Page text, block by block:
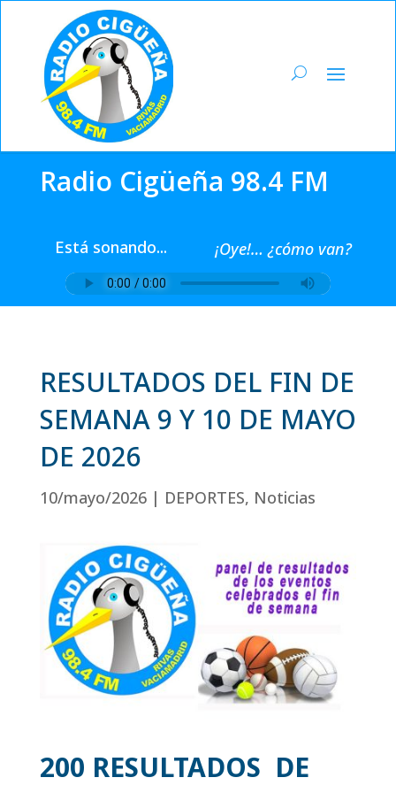
Radio Cigüeña 98.4 FM
Está sonando... ¡Oye!… ¿cómo van?
RESULTADOS DEL FIN DE
SEMANA 9 Y 10 DE MAYO
DE 2026
10/mayo/2026| DEPORTES, Noticias
200 RESULTADOS DE